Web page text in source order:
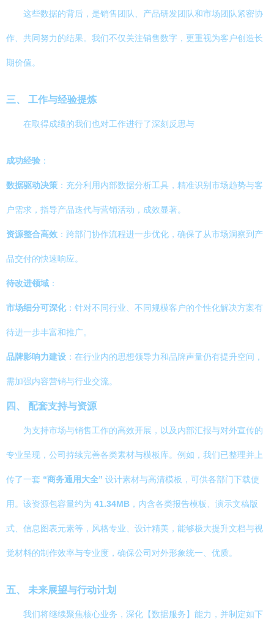
这些数据的背后，是销售团队、产品研发团队和市场团队紧密协
作、共同努力的结果。我们不仅关注销售数字，更重视为客户创造长
期价值。
三、 工作与经验提炼
在取得成绩的我们也对工作进行了深刻反思与
成功经验 ：
数据驱动决策 ：充分利用内部数据分析工具，精准识别市场趋势与客
户需求，指导产品迭代与营销活动，成效显著。
资源整合高效 ：跨部门协作流程进一步优化，确保了从市场洞察到产
品交付的快速响应。
待改进领域 ：
市场细分可深化：针对不同行业、不同规模客户的个性化解决方案有
待进一步丰富和推广。
品牌影响力建设 ：在行业内的思想领导力和品牌声量仍有提升空间，
需加强内容营销与行业交流。
四、 配套支持与资源
为支持市场与销售工作的高效开展，以及内部汇报与对外宣传的
专业呈现，公司持续完善各类素材与模板库。例如，我们已整理并上
传了一套 “商务通用大全” 设计素材与高清模板，可供各部门下载使
用。该资源包容量约为 41.34MB ，内含各类报告模板、演示文稿版
式、信息图表元素等，风格专业、设计精美，能够极大提升文档与视
觉材料的制作效率与专业度，确保公司对外形象统一、优质。
五、 未来展望与行动计划
我们将继续聚焦核心业务，深化【数据服务】能力，并制定如下